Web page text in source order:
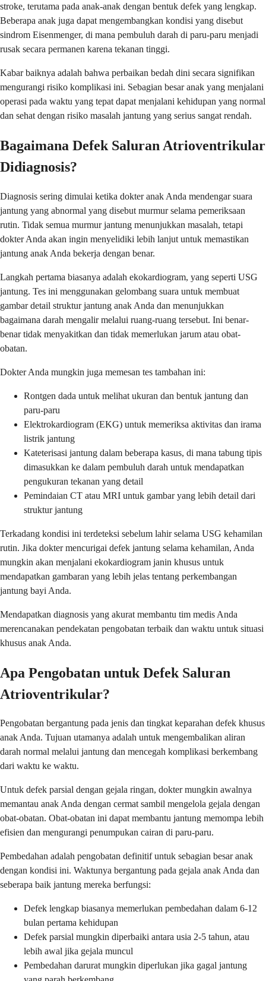
stroke, terutama pada anak-anak dengan bentuk defek yang lengkap.
Beberapa anak juga dapat mengembangkan kondisi yang disebut
sindrom Eisenmenger, di mana pembuluh darah di paru-paru menjadi
rusak secara permanen karena tekanan tinggi.
Kabar baiknya adalah bahwa perbaikan bedah dini secara signifikan
mengurangi risiko komplikasi ini. Sebagian besar anak yang menjalani
operasi pada waktu yang tepat dapat menjalani kehidupan yang normal
dan sehat dengan risiko masalah jantung yang serius sangat rendah.
Bagaimana Defek Saluran Atrioventrikular
Didiagnosis?
Diagnosis sering dimulai ketika dokter anak Anda mendengar suara
jantung yang abnormal yang disebut murmur selama pemeriksaan
rutin. Tidak semua murmur jantung menunjukkan masalah, tetapi
dokter Anda akan ingin menyelidiki lebih lanjut untuk memastikan
jantung anak Anda bekerja dengan benar.
Langkah pertama biasanya adalah ekokardiogram, yang seperti USG
jantung. Tes ini menggunakan gelombang suara untuk membuat
gambar detail struktur jantung anak Anda dan menunjukkan
bagaimana darah mengalir melalui ruang-ruang tersebut. Ini benar-
benar tidak menyakitkan dan tidak memerlukan jarum atau obat-
obatan.
Dokter Anda mungkin juga memesan tes tambahan ini:
Rontgen dada untuk melihat ukuran dan bentuk jantung dan
paru-paru
Elektrokardiogram (EKG) untuk memeriksa aktivitas dan irama
listrik jantung
Kateterisasi jantung dalam beberapa kasus, di mana tabung tipis
dimasukkan ke dalam pembuluh darah untuk mendapatkan
pengukuran tekanan yang detail
Pemindaian CT atau MRI untuk gambar yang lebih detail dari
struktur jantung
Terkadang kondisi ini terdeteksi sebelum lahir selama USG kehamilan
rutin. Jika dokter mencurigai defek jantung selama kehamilan, Anda
mungkin akan menjalani ekokardiogram janin khusus untuk
mendapatkan gambaran yang lebih jelas tentang perkembangan
jantung bayi Anda.
Mendapatkan diagnosis yang akurat membantu tim medis Anda
merencanakan pendekatan pengobatan terbaik dan waktu untuk situasi
khusus anak Anda.
Apa Pengobatan untuk Defek Saluran
Atrioventrikular?
Pengobatan bergantung pada jenis dan tingkat keparahan defek khusus
anak Anda. Tujuan utamanya adalah untuk mengembalikan aliran
darah normal melalui jantung dan mencegah komplikasi berkembang
dari waktu ke waktu.
Untuk defek parsial dengan gejala ringan, dokter mungkin awalnya
memantau anak Anda dengan cermat sambil mengelola gejala dengan
obat-obatan. Obat-obatan ini dapat membantu jantung memompa lebih
efisien dan mengurangi penumpukan cairan di paru-paru.
Pembedahan adalah pengobatan definitif untuk sebagian besar anak
dengan kondisi ini. Waktunya bergantung pada gejala anak Anda dan
seberapa baik jantung mereka berfungsi:
Defek lengkap biasanya memerlukan pembedahan dalam 6-12
bulan pertama kehidupan
Defek parsial mungkin diperbaiki antara usia 2-5 tahun, atau
lebih awal jika gejala muncul
Pembedahan darurat mungkin diperlukan jika gagal jantung